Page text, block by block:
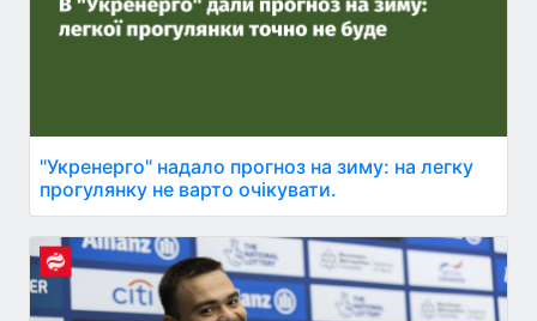
"Укренерго" надало прогноз на зиму: на легку
прогулянку не варто очікувати.